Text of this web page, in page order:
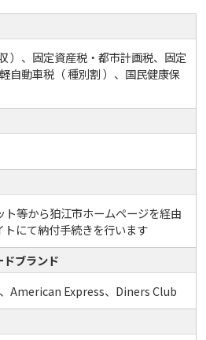
）、固定資産税・都市計画税、固定
自動車税（ 種別割 ）、国民健康保
ト等から狛江市ホームページを経由
トにて納付手続きを行います
ブランド
American Express、Diners Club